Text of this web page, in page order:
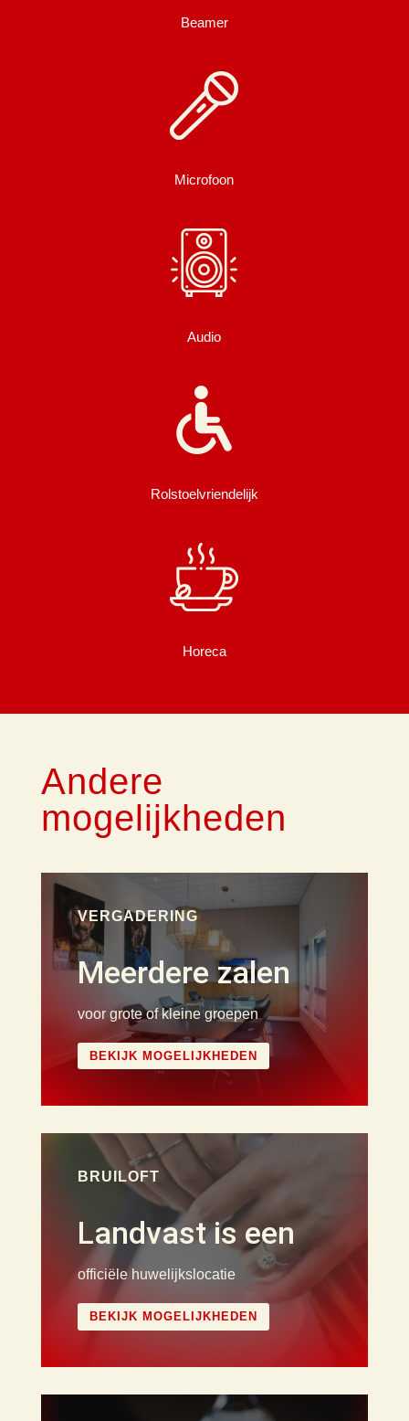
Beamer
Microfoon
Audio
Rolstoelvriendelijk
Horeca
Andere
mogelijkheden
VERGADERING
Meerdere zalen
voor grote of kleine groepen
BEKIJK MOGELIJKHEDEN
BRUILOFT
Landvast is een
officiële huwelijkslocatie
BEKIJK MOGELIJKHEDEN